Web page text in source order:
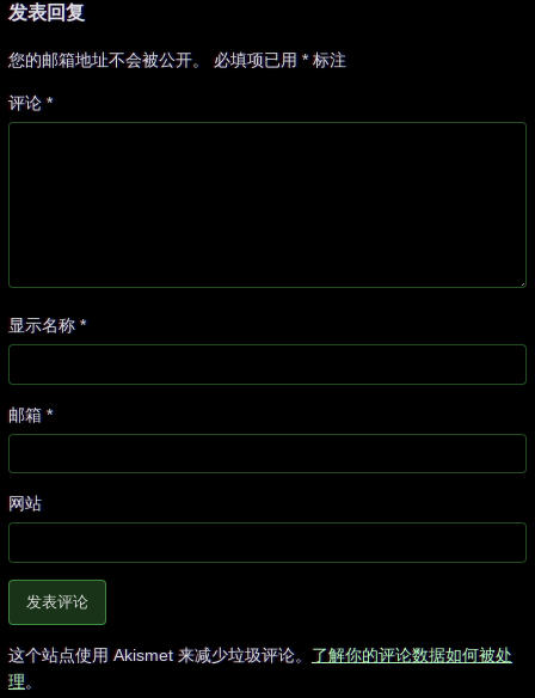
发表回复
您的邮箱地址不会被公开。 必填项已用*标注
评论*
显示名称*
邮箱*
网站
这个站点使用 Akismet 来减少垃圾评论。了解你的评论数据如何被处
理。